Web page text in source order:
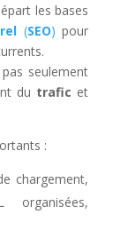
les bases
(SEO) pour
seulement
du trafic et
:
chargement,
organisées,